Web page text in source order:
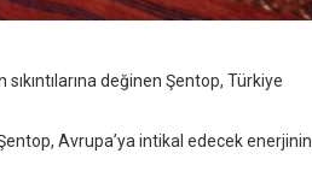
değinen Şentop, Türkiye
Avrupa’ya intikal edecek enerjinin